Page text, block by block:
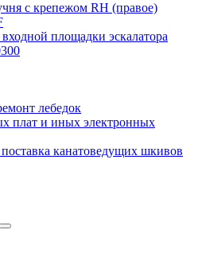
с крепежом RH (правое)
площадки эскалатора
лебедок
плат и иных электронных
канатоведущих шкивов